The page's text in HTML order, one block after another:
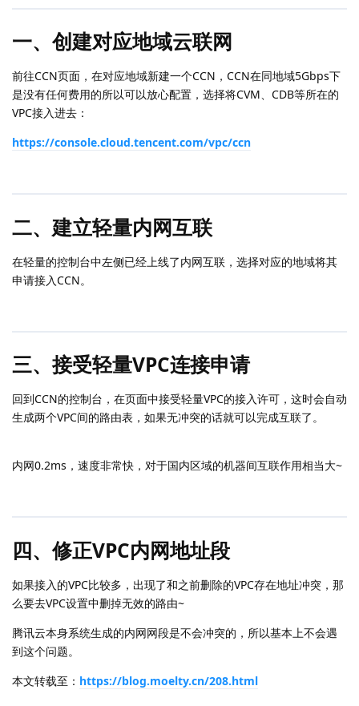
一、创建对应地域云联网
前往CCN页面，在对应地域新建一个CCN，CCN在同地域5Gbps下
是没有任何费用的所以可以放心配置，选择将CVM、CDB等所在的
VPC接入进去：
https://console.cloud.tencent.com/vpc/ccn
二、建立轻量内网互联
在轻量的控制台中左侧已经上线了内网互联，选择对应的地域将其
申请接入CCN。
三、接受轻量VPC连接申请
回到CCN的控制台，在页面中接受轻量VPC的接入许可，这时会自动
生成两个VPC间的路由表，如果无冲突的话就可以完成互联了。
内网0.2ms，速度非常快，对于国内区域的机器间互联作用相当大~
四、修正VPC内网地址段
如果接入的VPC比较多，出现了和之前删除的VPC存在地址冲突，那
么要去VPC设置中删掉无效的路由~
腾讯云本身系统生成的内网网段是不会冲突的，所以基本上不会遇
到这个问题。
本文转载至： https://blog.moelty.cn/208.html